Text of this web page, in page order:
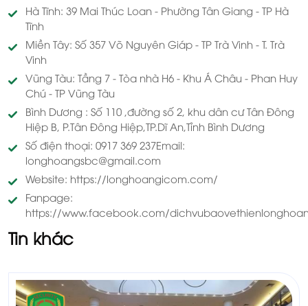
Hà Tĩnh: 39 Mai Thúc Loan - Phường Tân Giang - TP Hà
Tĩnh
Miền Tây: Số 357 Võ Nguyên Giáp - TP Trà Vinh - T. Trà
Vinh
Vũng Tàu: Tầng 7 - Tòa nhà H6 - Khu Á Châu - Phan Huy
Chú - TP Vũng Tàu
Bình Dương : Số 110 ,đường số 2, khu dân cư Tân Đông
Hiệp B, P.Tân Đông Hiệp,TP.Dĩ An,Tỉnh Bình Dương
Số điện thoại: 0917 369 237Email:
longhoangsbc@gmail.com
Website: https://longhoangicom.com/
Fanpage:
https://www.facebook.com/
Tin khác